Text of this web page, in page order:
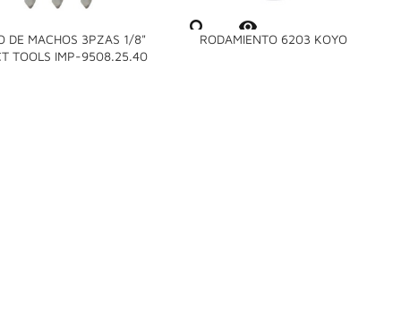
DE MACHOS 3PZAS 1/8"
TOOLS IMP-9508.25.40
 RODAMIENTO 6203 KOYO
